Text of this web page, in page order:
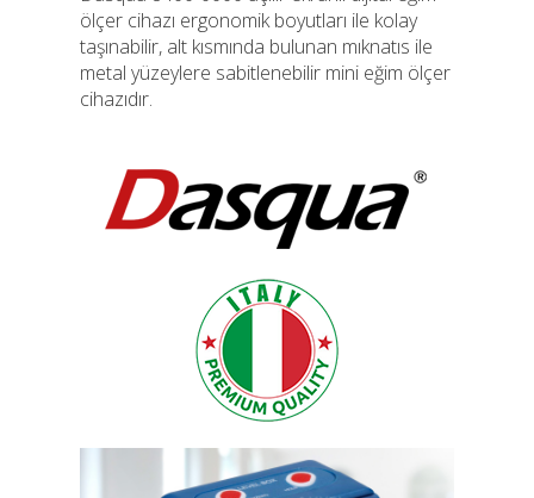
ölçer cihazı ergonomik boyutları ile kolay
taşınabilir, alt kısmında bulunan mıknatıs ile
metal yüzeylere sabitlenebilir mini eğim ölçer
cihazıdır.